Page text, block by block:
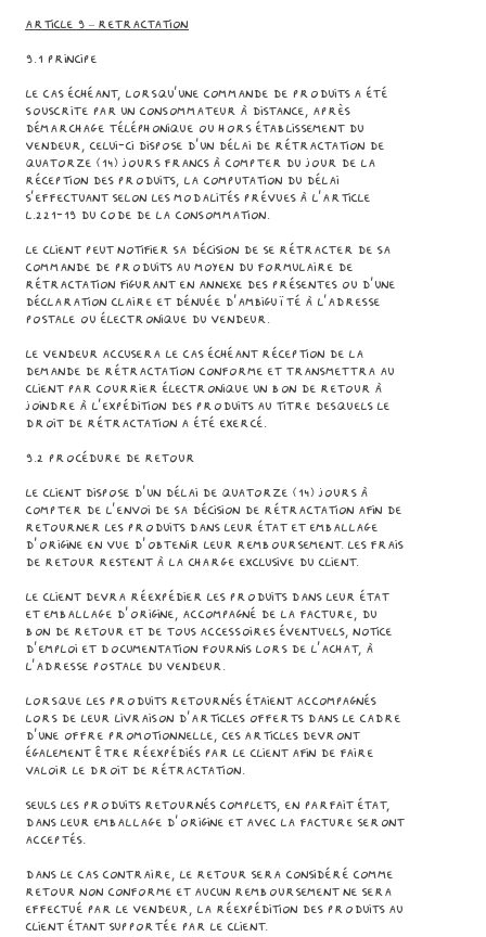
Article 9 – RETRACTATION
9.1 Principe
Le cas échéant, lorsqu’une commande de Produits a été
souscrite par un consommateur à distance, après
démarchage téléphonique ou hors établissement du
Vendeur, celui-ci dispose d'un délai de rétractation de
quatorze (14) jours francs à compter du jour de la
réception des Produits, la computation du délai
s’effectuant selon les modalités prévues à l’article
L.221-19 du Code de la Consommation.
Le Client peut notifier sa décision de se rétracter de sa
commande de Produits au moyen du formulaire de
rétractation figurant en Annexe des présentes ou d’une
déclaration claire et dénuée d’ambiguïté à l’adresse
postale ou électronique du Vendeur.
Le Vendeur accusera le cas échéant réception de la
demande de rétractation conforme et transmettra au
Client par courrier électronique un bon de retour à
joindre à l’expédition des Produits au titre desquels le
droit de rétractation a été exercé.
9.2 Procédure de retour
Le Client dispose d’un délai de quatorze (14) jours à
compter de l’envoi de sa décision de rétractation afin de
retourner les Produits dans leur état et emballage
d’origine en vue d’obtenir leur remboursement. Les frais
de retour restent à la charge exclusive du Client.
Le Client devra réexpédier les Produits dans leur état
et emballage d’origine, accompagné de la facture, du
bon de retour et de tous accessoires éventuels, notice
d'emploi et documentation fournis lors de l’achat, à
l’adresse postale du Vendeur.
Lorsque les Produits retournés étaient accompagnés
lors de leur livraison d’articles offerts dans le cadre
d’une offre promotionnelle, ces articles devront
également être réexpédiés par le Client afin de faire
valoir le droit de rétractation.
Seuls les produits retournés complets, en parfait état,
dans leur emballage d'origine et avec la facture seront
acceptés.
Dans le cas contraire, le retour sera considéré comme
retour non conforme et aucun remboursement ne sera
effectué par le Vendeur, la réexpédition des Produits au
Client étant supportée par le Client.